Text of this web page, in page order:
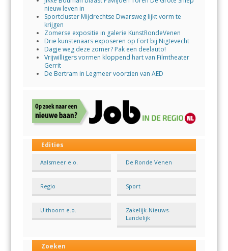
nieuw leven in
Sportcluster Mijdrechtse Dwarsweg lijkt vorm te
krijgen
Zomerse expositie in galerie KunstRondeVenen
Drie kunstenaars exposeren op Fort bij Nigtevecht
Dagje weg deze zomer? Pak een deelauto!
Vrijwilligers vormen kloppend hart van Filmtheater
Gerrit
De Bertram in Legmeer voorzien van AED
Edities
Aalsmeer e.o. De Ronde Venen
Regio Sport
Uithoorn e.o.
Zakelijk-Nieuws-
Landelijk
Zoeken